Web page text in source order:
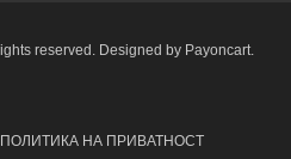
reserved. Designed by Payoncart.
ПОЛИТИКА НА ПРИВАТНОСТ